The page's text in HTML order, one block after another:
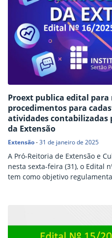
Proext publica edital
procedimentos para
atividades contabilizadas
da Extensão
Extensão-31 de janeiro de 2025
A Pró-Reitoria de Extensão e
nesta sexta-feira (31), o Edital
tem como objetivo
Sistema Unificado de
de fevereiro…